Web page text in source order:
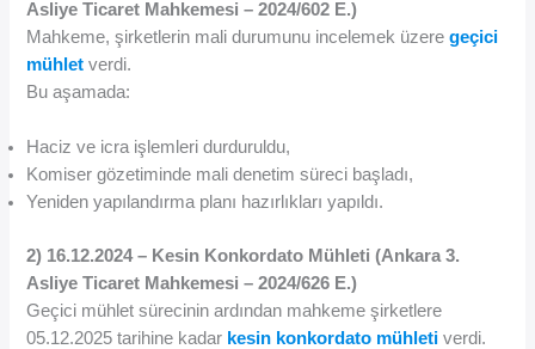
Asliye Ticaret Mahkemesi – 2024/602 E.)
Mahkeme, şirketlerin mali durumunu incelemek üzeregeçici
mühlet verdi.
Bu aşamada:
Haciz ve icra işlemleri durduruldu,
Komiser gözetiminde mali denetim süreci başladı,
Yeniden yapılandırma planı hazırlıkları yapıldı.
2) 16.12.2024 – Kesin Konkordato Mühleti (Ankara 3.
Asliye Ticaret Mahkemesi – 2024/626 E.)
Geçici mühlet sürecinin ardından mahkeme şirketlere
05.12.2025 tarihine kadar kesin konkordato mühletiverdi.